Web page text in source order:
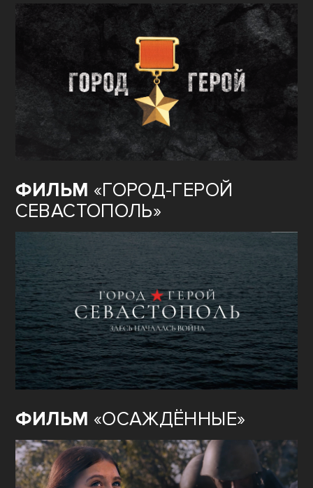
ФИЛЬМ «ГОРОД-ГЕРОЙ
СЕВАСТОПОЛЬ»
ФИЛЬМ «ОСАЖДЁННЫЕ»